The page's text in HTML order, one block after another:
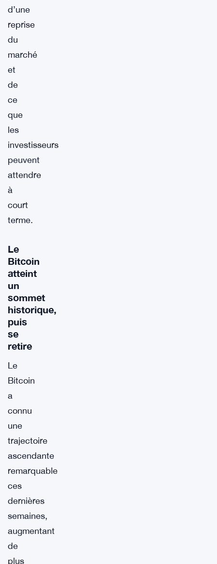
d’une
reprise
du
marché
et
de
ce
que
les
investisseurs
peuvent
attendre
à
court
terme.
Le
Bitcoin
atteint
un
sommet
historique,
puis
se
retire
Le
Bitcoin
a
connu
une
trajectoire
ascendante
remarquable
ces
dernières
semaines,
augmentant
de
plus